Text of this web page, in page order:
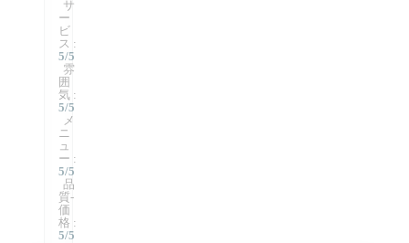
サ
ー
ビ
ス :
5/5
雰
囲
気 :
5/5
メ
ニ
ュ
ー :
5/5
品
質-
価
格 :
5/5